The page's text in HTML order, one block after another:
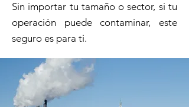
Sin importar tu tamaño o sector, si tu
operación puede contaminar, este
seguro es para ti.